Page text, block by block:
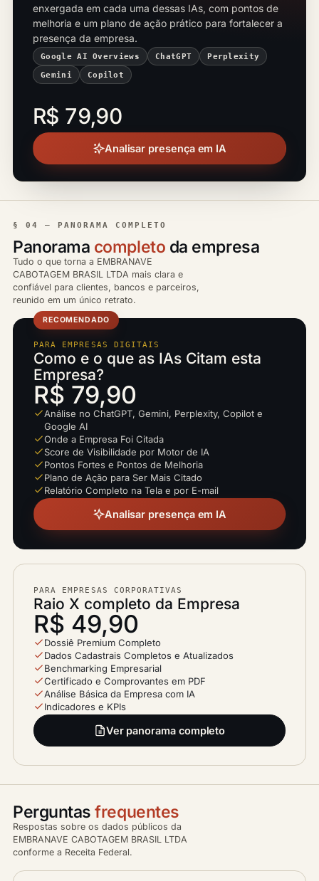
enxergada em cada uma dessas IAs, com pontos de
melhoria e um plano de ação prático para fortalecer a
presença da empresa.
Google AI Overviews ChatGPT Perplexity
Gemini Copilot
R$ 79,90
Analisar presença em IA
§ 04 — PANORAMA COMPLETO
Panorama completo da empresa
Tudo o que torna a EMBRANAVE
CABOTAGEM BRASIL LTDA mais clara e
confiável para clientes, bancos e parceiros,
reunido em um único retrato.
RECOMENDADO
PARA EMPRESAS DIGITAIS
Como e o que as IAs Citam esta
Empresa?
R$ 79,90
Análise no ChatGPT, Gemini, Perplexity, Copilot e
Google AI
Onde a Empresa Foi Citada
Score de Visibilidade por Motor de IA
Pontos Fortes e Pontos de Melhoria
Plano de Ação para Ser Mais Citado
Relatório Completo na Tela e por E-mail
Analisar presença em IA
PARA EMPRESAS CORPORATIVAS
Raio X completo da Empresa
R$ 49,90
Dossiê Premium Completo
Dados Cadastrais Completos e Atualizados
Benchmarking Empresarial
Certificado e Comprovantes em PDF
Análise Básica da Empresa com IA
Indicadores e KPIs
Ver panorama completo
Perguntasfrequentes
Respostas sobre os dados públicos da
EMBRANAVE CABOTAGEM BRASIL LTDA
conforme a Receita Federal.